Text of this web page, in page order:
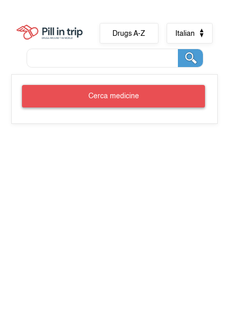
Drugs A-Z Italian
Cerca medicine